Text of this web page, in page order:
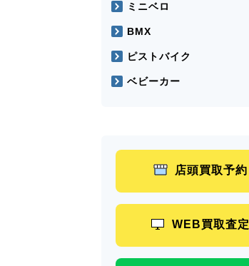
ミニベロ
BMX
ピストバイク
ベビーカー
店頭買取予約
WEB買取査定